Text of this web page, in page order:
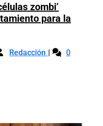
zombi’
para la
Redacción Un
0